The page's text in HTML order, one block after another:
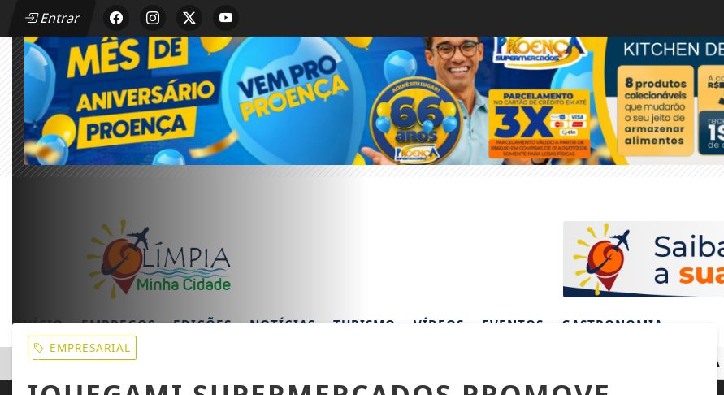
Entrar
INÍCIO EMPREGOS EDIÇÕES NOTÍCIAS TURISMO VÍDEOS EVENTOS GASTRONOMIA
COM COMBUSTÍVEL DE QUALIDADE NO DAVID OLIVEIRA AUTO POSTO CONFIRA O CARDÁPIO DO DIA
EM ALTA
EMPRESARIAL